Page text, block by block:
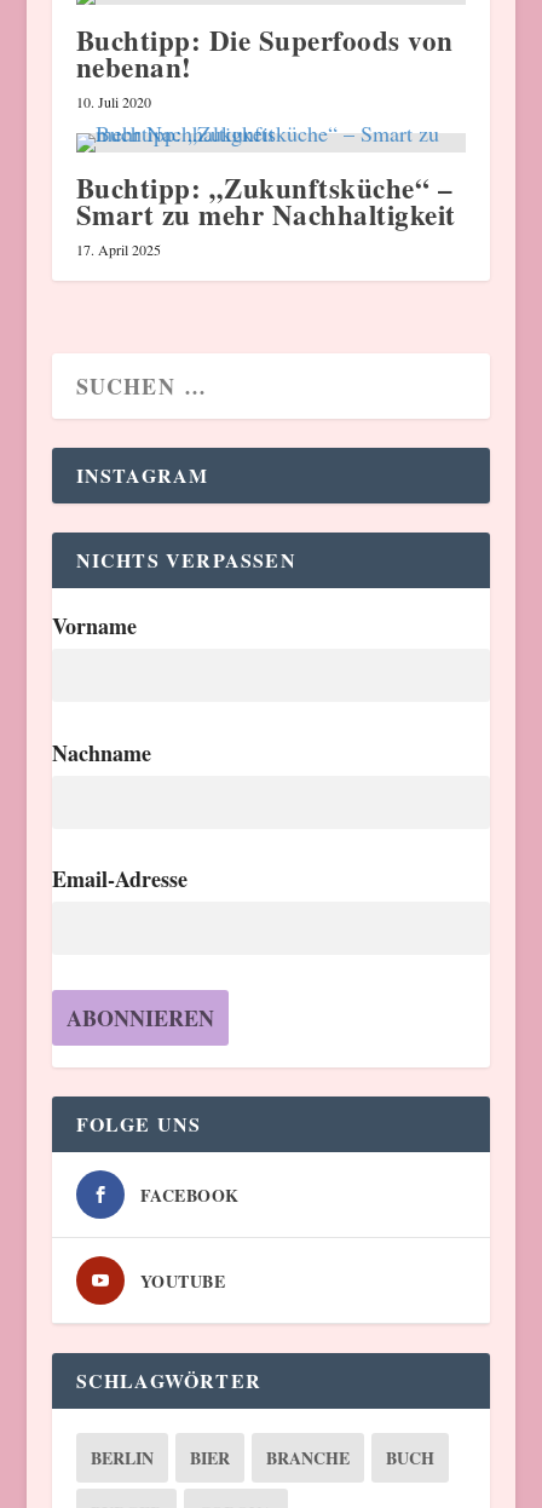
Buchtipp: Die Superfoods von
nebenan!
10. Juli 2020
Buchtipp: „Zukunftsküche“ –
Smart zu mehr Nachhaltigkeit
17. April 2025
INSTAGRAM
NICHTS VERPASSEN
Vorname
Nachname
Email-Adresse
FOLGE UNS
FACEBOOK
YOUTUBE
SCHLAGWÖRTER
BERLIN BIER BRANCHE BUCH